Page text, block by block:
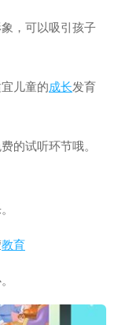
，可以吸引孩子
儿童的成长发育
的试听环节哦。
教育